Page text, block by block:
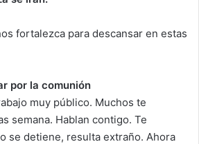
fortalezca para descansar en estas
por la comunión
muy público. Muchos te
semana. Hablan contigo. Te
se detiene, resulta extraño. Ahora